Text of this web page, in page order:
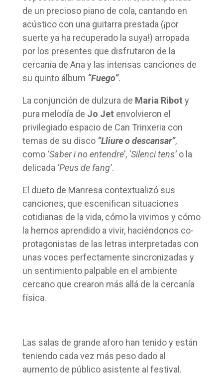
de un precioso piano de cola, cantando en
acústico con una guitarra prestada (¡por
suerte ya ha recuperado la suya!) arropada
por los presentes que disfrutaron de la
cercanía de Ana y las intensas canciones de
su quinto álbum “Fuego”.
La conjunción de dulzura de Maria Ribot y
pura melodía de Jo Jet envolvieron el
privilegiado espacio de Can Trinxeria con
temas de su disco “Lliure o descansar”,
como ‘Saber i no entendre’, ‘Silenci tens’o la
delicada ‘Peus de fang’.
El dueto de Manresa contextualizó sus
canciones, que escenifican situaciones
cotidianas de la vida, cómo la vivimos y cómo
la hemos aprendido a vivir, haciéndonos co-
protagonistas de las letras interpretadas con
unas voces perfectamente sincronizadas y
un sentimiento palpable en el ambiente
cercano que crearon más allá de la cercanía
física.
Las salas de grande aforo han tenido y están
teniendo cada vez más peso dado al
aumento de público asistente al festival.